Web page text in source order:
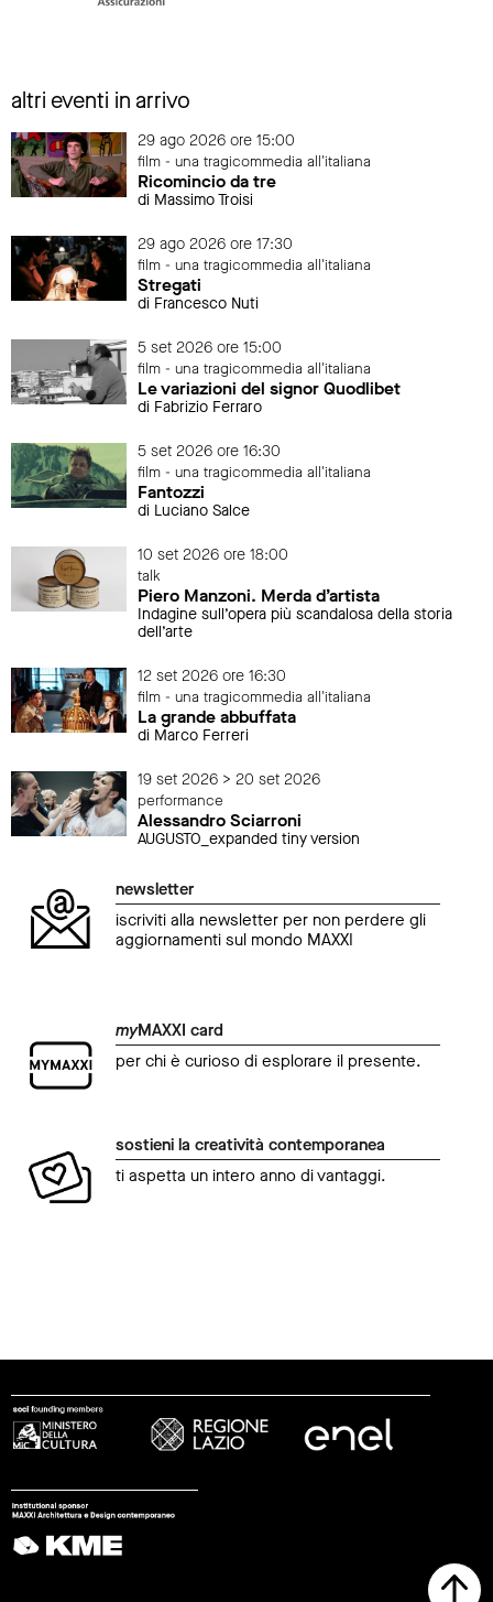
altri eventi in arrivo
29 ago 2026 ore 15:00
film - una tragicommedia all'italiana
Ricomincio da tre
di Massimo Troisi
29 ago 2026 ore 17:30
film - una tragicommedia all'italiana
Stregati
di Francesco Nuti
5 set 2026 ore 15:00
film - una tragicommedia all'italiana
Le variazioni del signor Quodlibet
di Fabrizio Ferraro
5 set 2026 ore 16:30
film - una tragicommedia all'italiana
Fantozzi
di Luciano Salce
10 set 2026 ore 18:00
talk
Piero Manzoni. Merda d’artista
Indagine sull’opera più scandalosa della storia
dell’arte
12 set 2026 ore 16:30
film - una tragicommedia all'italiana
La grande abbuffata
di Marco Ferreri
19 set 2026 > 20 set 2026
performance
Alessandro Sciarroni
AUGUSTO_expanded tiny version
newsletter
iscriviti alla newsletter per non perdere gli
aggiornamenti sul mondo MAXXI
myMAXXI card
per chi è curioso di esplorare il presente.
sostieni la creatività contemporanea
ti aspetta un intero anno di vantaggi.